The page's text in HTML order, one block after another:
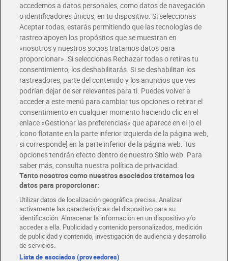
Envío gratis por compras superiores a 100€
Envío estandar por 4,99€
Glovo y Uber Eats
Solicita tu factura de Glovo o Uber Eats
Únete al CLUB Dia
Disfruta las ventajas y ofertas exclusivas.
Descárgate la APP Dia
Folletos y Tiendas
Descubre las mejores ofertas y busca tu tienda más cercana
Tarjeta MaX Dia
Te devuelve hasta 8€/mes de tus compras.
¡Solicita tu tarjeta de crédito aquí!
COMER MEJOR CADA DIA
COLABORA CON DIA ABRE TU TIENDA DIA CORPORATE
accedemos a datos personales, como datos de navegación
o identificadores únicos, en tu dispositivo. Si seleccionas
Aceptar todas, estarás permitiendo que las tecnologías de
rastreo apoyen los propósitos que se muestran en
«nosotros y nuestros socios tratamos datos para
proporcionar». Si seleccionas Rechazar todas o retiras tu
consentimiento, los deshabilitarás. Si se deshabilitan los
rastreadores, parte del contenido y los anuncios que ves
podrían dejar de ser relevantes para ti. Puedes volver a
acceder a este menú para cambiar tus opciones o retirar el
consentimiento en cualquier momento haciendo clic en el
enlace «Gestionar las preferencias» que aparece en el [o el
ícono flotante en la parte inferior izquierda de la página web,
si corresponde] en la parte inferior de la página web. Tus
opciones tendrán efecto dentro de nuestro Sitio web. Para
saber más, consulta nuestra política de privacidad.
Tanto nosotros como nuestros asociados tratamos los
datos para proporcionar:
Utilizar datos de localización geográfica precisa. Analizar
activamente las características del dispositivo para su
identificación. Almacenar la información en un dispositivo y/o
acceder a ella. Publicidad y contenido personalizados, medición
de publicidad y contenido, investigación de audiencia y desarrollo
de servicios.
Lista de asociados (proveedores)